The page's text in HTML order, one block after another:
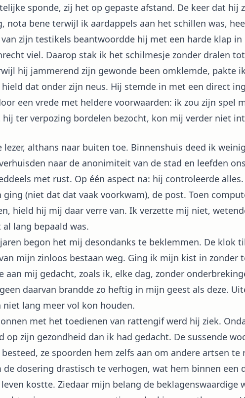
sponde, zij het op gepaste afstand. De keer dat hij
nota bene terwijl ik aardappels aan het schillen was,
zijn testikels beantwoordde hij met een harde klap
viel. Daarop stak ik het schilmesje zonder dralen
hij jammerend zijn gewonde been omklemde, pakte
dat onder zijn neus. Hij stemde in met een direct
een vrede met heldere voorwaarden: ik zou zijn spel
ter verpozing bordelen bezocht, kon mij verder niet
lezer, althans naar buiten toe. Binnenshuis deed ik
naar de anonimiteit van de stad en leefden
met rust. Op één aspect na: hij controleerde
ging (niet dat dat vaak voorkwam), de post. Toen
hield hij mij daar verre van. Ik verzette mij niet,
lang bepaald was.
begon het mij desondanks te beklemmen. De klok
mijn zinloos bestaan weg. Ging ik mijn kist in zonder
aan mij gedacht, zoals ik, elke dag, zonder
daarvan brandde zo heftig in mijn geest als deze.
lang meer vol kon houden.
met het toedienen van rattengif werd hij ziek.
zijn gezondheid dan ik had gedacht. De sussende
ze spoorden hem zelfs aan om andere artsen te
dosering drastisch te verhogen, wat hem binnen een
kostte. Ziedaar mijn belang de beklagenswaardige